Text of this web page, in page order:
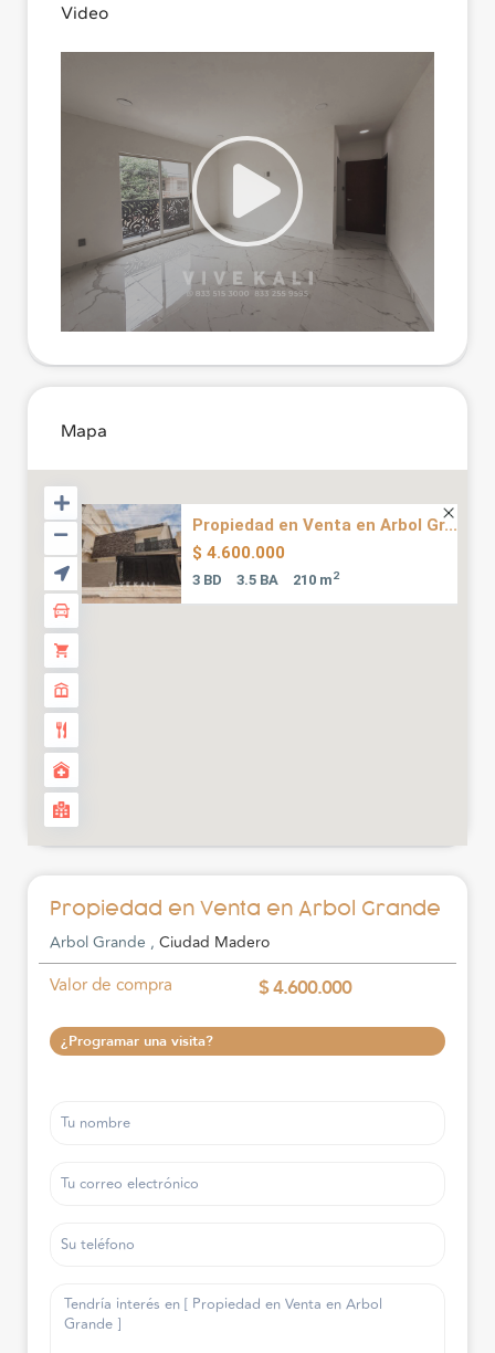
Video
Mapa
Propiedad en Venta en Arbol Gr...
$ 4.600.000
3 BD 3.5 BA 210 m2
Propiedad en Venta en Arbol Grande
Arbol Grande , Ciudad Madero
Valor de compra $ 4.600.000
¿Programar una visita?